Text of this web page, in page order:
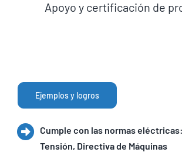
Apoyo y certificación de
Ejemplos y logros
Cumple con las normas eléctricas:
Tensión, Directiva de Máquinas